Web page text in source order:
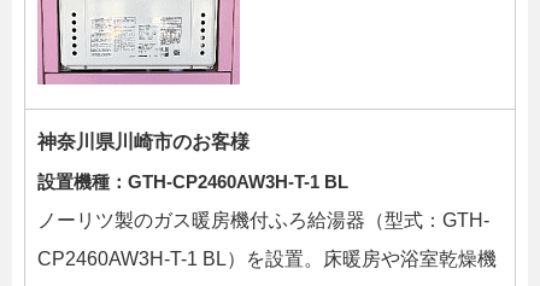
神奈川県川崎市のお客様
設置機種：GTH-CP2460AW3H-T-1 BL
ノーリツ製のガス暖房機付ふろ給湯器（型式：GTH-
CP2460AW3H-T-1 BL）を設置。床暖房や浴室乾燥機